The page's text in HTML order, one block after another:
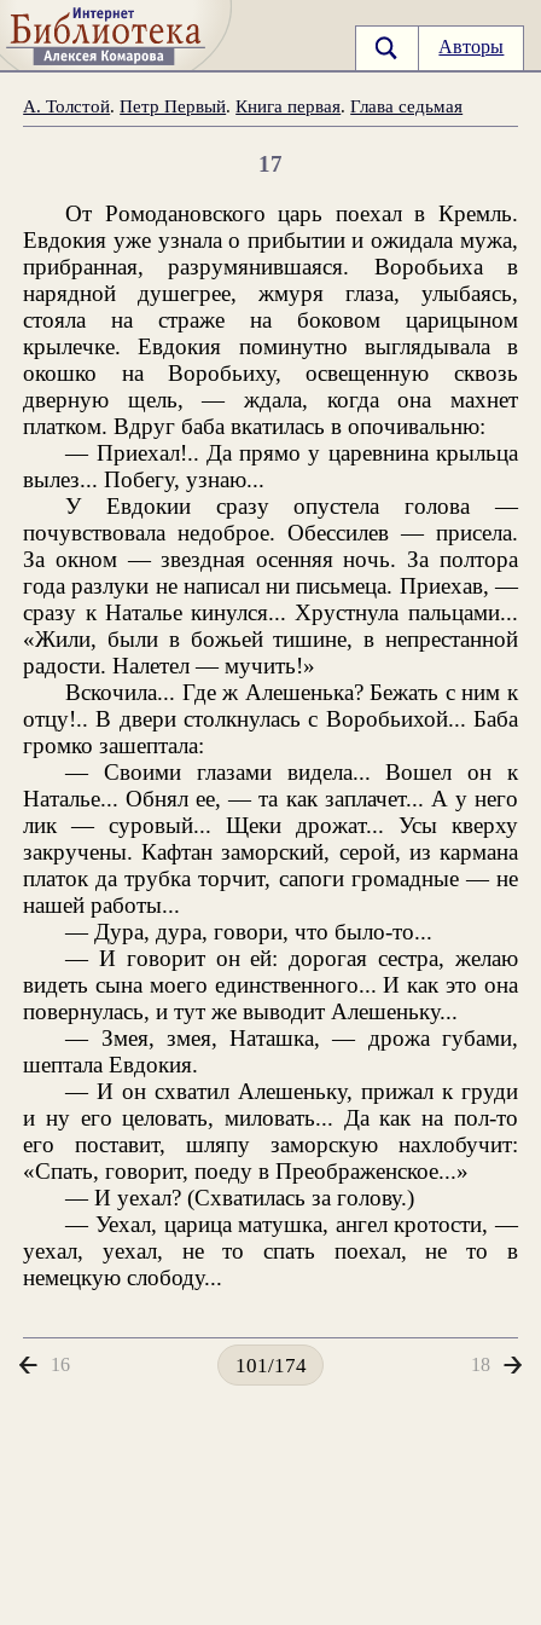
Авторы
А. Толстой.Петр Первый.Книга первая.Глава седьмая
17
От Ромодановского царь поехал в Кремль.
Евдокия уже узнала о прибытии и ожидала мужа,
прибранная, разрумянившаяся. Воробьиха в
нарядной душегрее, жмуря глаза, улыбаясь,
стояла на страже на боковом царицыном
крылечке. Евдокия поминутно выглядывала в
окошко на Воробьиху, освещенную сквозь
дверную щель, — ждала, когда она махнет
платком. Вдруг баба вкатилась в опочивальню:
— Приехал!.. Да прямо у царевнина крыльца
вылез... Побегу, узнаю...
У Евдокии сразу опустела голова —
почувствовала недоброе. Обессилев — присела.
За окном — звездная осенняя ночь. За полтора
года разлуки не написал ни письмеца. Приехав, —
сразу к Наталье кинулся... Хрустнула пальцами...
«Жили, были в божьей тишине, в непрестанной
радости. Налетел — мучить!»
Вскочила... Где ж Алешенька? Бежать с ним к
отцу!.. В двери столкнулась с Воробьихой... Баба
громко зашептала:
— Своими глазами видела... Вошел он к
Наталье... Обнял ее, — та как заплачет... А у него
лик — суровый... Щеки дрожат... Усы кверху
закручены. Кафтан заморский, серой, из кармана
платок да трубка торчит, сапоги громадные — не
нашей работы...
— Дура, дура, говори, что было-то...
— И говорит он ей: дорогая сестра, желаю
видеть сына моего единственного... И как это она
повернулась, и тут же выводит Алешеньку...
— Змея, змея, Наташка, — дрожа губами,
шептала Евдокия.
— И он схватил Алешеньку, прижал к груди
и ну его целовать, миловать... Да как на пол-то
его поставит, шляпу заморскую нахлобучит:
«Спать, говорит, поеду в Преображенское...»
— И уехал? (Схватилась за голову.)
— Уехал, царица матушка, ангел кротости, —
уехал, уехал, не то спать поехал, не то в
немецкую слободу...
16 101/174 18